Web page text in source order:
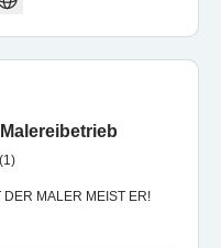
MALER MEIST ER!